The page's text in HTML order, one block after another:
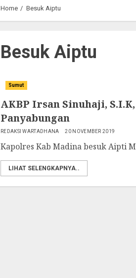
Home Besuk Aiptu
Besuk Aiptu
Sumut
AKBP Irsan Sinuhaji,
Panyabungan
REDAKSI WARTADHANA 20 NOVEMBER 2019
Kapolres Kab Madina besuk Aipti
LIHAT SELENGKAPNYA..